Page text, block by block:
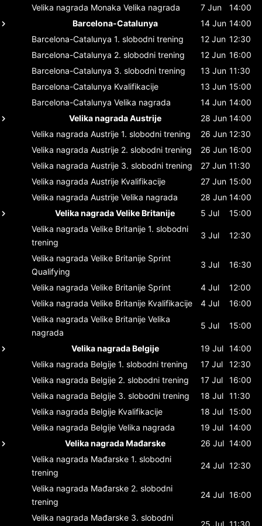
Velika nagrada Monaka Velika nagrada 7 Jun
14:00
Barcelona-Catalunya
14 Jun 14:00
Barcelona-Catalunya 1. slobodni trening 12 Jun 12:30
Barcelona-Catalunya 2. slobodni trening 12 Jun 16:00
Barcelona-Catalunya 3. slobodni trening 13 Jun 11:30
Barcelona-Catalunya Kvalifikacije 13 Jun 15:00
Barcelona-Catalunya Velika nagrada 14 Jun 14:00
Velika nagrada Austrije
28 Jun 14:00
Velika nagrada Austrije 1. slobodni trening 26 Jun 12:30
Velika nagrada Austrije 2. slobodni trening 26 Jun 16:00
Velika nagrada Austrije 3. slobodni trening 27 Jun 11:30
Velika nagrada Austrije Kvalifikacije 27 Jun 15:00
Velika nagrada Austrije Velika nagrada 28 Jun 14:00
Velika nagrada Velike Britanije
5 Jul
15:00
Velika nagrada Velike Britanije 1. slobodni
trening
3 Jul 12:30
Velika nagrada Velike Britanije Sprint
Qualifying
3 Jul 16:30
Velika nagrada Velike Britanije Sprint 4 Jul
12:00
Velika nagrada Velike Britanije Kvalifikacije 4 Jul
16:00
Velika nagrada Velike Britanije Velika
nagrada
5 Jul 15:00
Velika nagrada Belgije 19 Jul 14:00
Velika nagrada Belgije 1. slobodni trening 17 Jul
12:30
Velika nagrada Belgije 2. slobodni trening 17 Jul
16:00
Velika nagrada Belgije 3. slobodni trening 18 Jul 11:30
Velika nagrada Belgije Kvalifikacije 18 Jul 15:00
Velika nagrada Belgije Velika nagrada 19 Jul 14:00
Velika nagrada Mađarske
26 Jul 14:00
Velika nagrada Mađarske 1. slobodni
trening
24 Jul 12:30
Velika nagrada Mađarske 2. slobodni
trening
24 Jul 16:00
Velika nagrada Mađarske 3. slobodni
25 Jul 11:30